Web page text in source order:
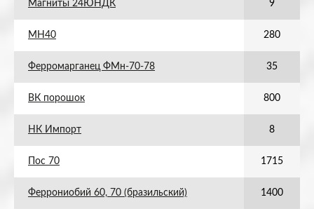
Магниты 24ЮНДК 9
МН40 280
Ферромарганец ФМн-70-78 35
ВК порошок 800
НК Импорт 8
Пос 70 1715
Феррониобий 60, 70 (бразильский) 1400